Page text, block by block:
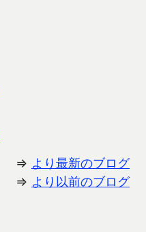
⇒ より最新のブログ
⇒ より以前のブログ